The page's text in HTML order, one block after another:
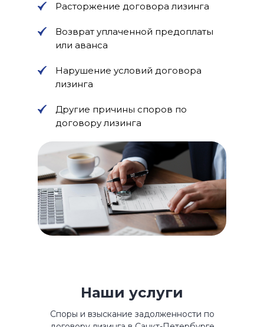
Расторжение договора лизинга
Возврат уплаченной предоплаты
или аванса
Нарушение условий договора
лизинга
Другие причины споров по
договору лизинга
Наши услуги
Споры и взыскание задолженности по